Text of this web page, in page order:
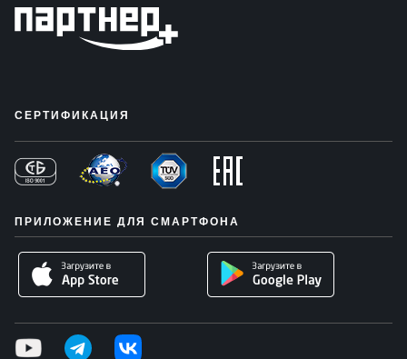
СЕРТИФИКАЦИЯ
ПРИЛОЖЕНИЕ ДЛЯ СМАРТФОНА